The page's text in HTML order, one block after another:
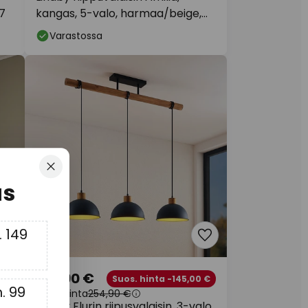
kangas, 5-valo, harmaa/beige,
E27Varastossa
€ 109,90 € Suos. hinta -145,00 €
Suos. hinta254,90 €
Sulje
99